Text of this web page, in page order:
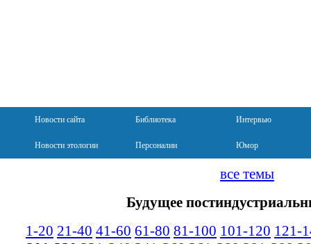
Новости сайта Библиотека Интервью
Новости этологии Персоналии Юмор
все темы
Будущее
1-20 21-40 41-60 61-80 81-100 101-120 121-